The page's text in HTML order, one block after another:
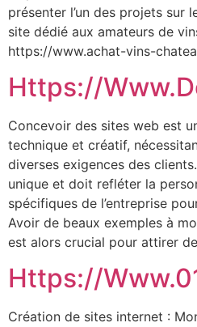
présenter l’un des projets sur
site dédié aux amateurs de
https://www.achat-vins-
Https://
Concevoir des sites web est
technique et créatif,
diverses exigences des
unique et doit refléter la
spécifiques de l’entreprise
Avoir de beaux exemples à
est alors crucial pour attirer
Https://
Création de sites internet :